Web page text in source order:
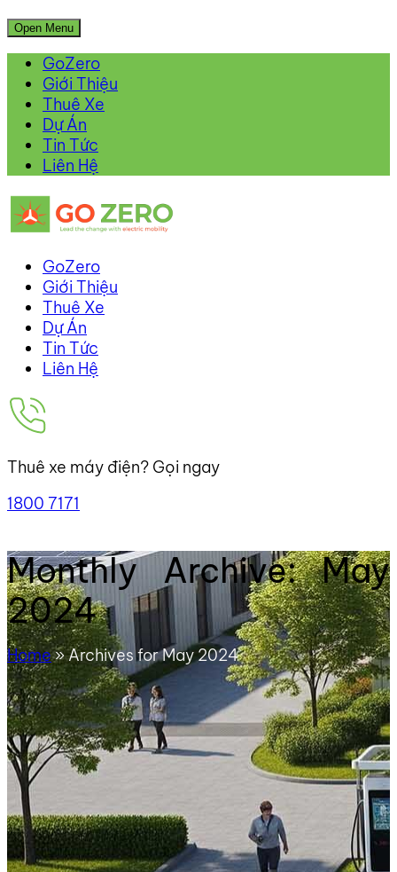
Open Menu
GoZero
Giới Thiệu
Thuê Xe
Dự Án
Tin Tức
Liên Hệ
GoZero
Giới Thiệu
Thuê Xe
Dự Án
Tin Tức
Liên Hệ
Thuê xe máy điện? Gọi ngay
1800 7171
Monthly Archive: May
2024
Home»Archives for May 2024